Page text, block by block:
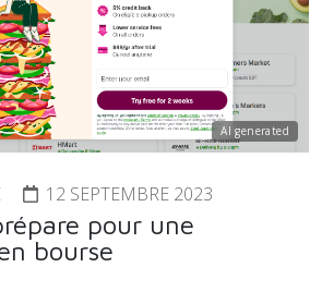
AI generated
12 SEPTEMBRE 2023
pour une
bourse